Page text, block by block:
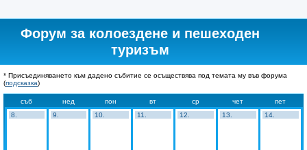
Форум за колоездене и пешеходен
туризъм
* Присъединяването към дадено събитие се осъществява под темата му във форума
(подсказка)
съб нед пон вт ср чет
пет
8.
9. 10. 11. 12. 13. 14.